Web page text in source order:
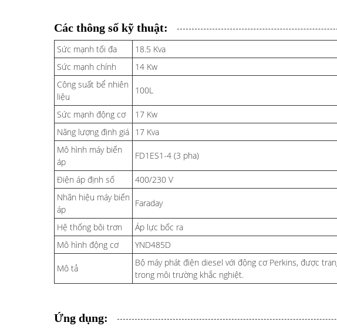
Các thông số kỹ thuật:
Sức mạnh tối đa
18.5 Kva
Sức mạnh chính
14 Kw
Công suất bể nhiên
liệu
100L
Sức mạnh động cơ
17 Kw
Năng lượng định giá 17 Kva
Mô hình máy biến
áp
FD1ES1-4 (3 pha)
Điện áp định số
400/230 V
Nhãn hiệu máy biến
áp
Faraday
Hệ thống bôi trơn
Áp lực bốc ra
Mô hình động cơ
YND485D
Mô tả
Bộ máy phát điện diesel với động cơ Perkins, được
trong môi trường khắc nghiệt.
Ứng dụng: